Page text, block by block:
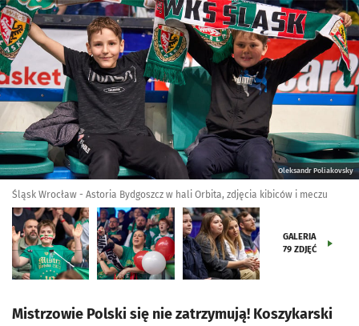
Kliknij, aby zobaczyć galerię
Oleksandr Poliakovsky
Śląsk Wrocław - Astoria Bydgoszcz w hali Orbita, zdjęcia kibiców i meczu
GALERIA
79 ZDJĘĆ
Mistrzowie Polski się nie zatrzymują! Koszykarski